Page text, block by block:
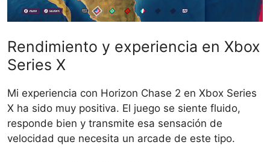
Rendimiento y experiencia en Xbox
Series X
Mi experiencia con Horizon Chase 2 en Xbox Series
X ha sido muy positiva. El juego se siente fluido,
responde bien y transmite esa sensación de
velocidad que necesita un arcade de este tipo.